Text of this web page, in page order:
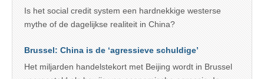
Is het social credit system een hardnekkige westerse
mythe of de dagelijkse realiteit in China?
Brussel: China is de ‘agressieve schuldige’
Het miljarden handelstekort met Beijing wordt in Brussel